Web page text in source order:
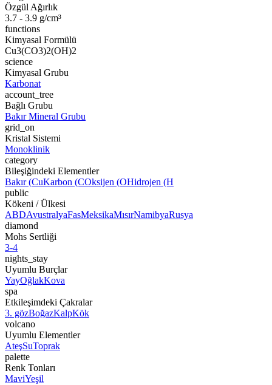
Özgül Ağırlık
3.7 - 3.9 g/cm³
functions
Kimyasal Formülü
Cu3(CO3)2(OH)2
science
Kimyasal Grubu
Karbonat
account_tree
Bağlı Grubu
Bakır Mineral Grubu
grid_on
Kristal Sistemi
Monoklinik
category
Bileşiğindeki Elementler
Bakır (CuKarbon (COksijen (OHidrojen (H
public
Kökeni / Ülkesi
ABDAvustralyaFasMeksikaMısırNamibyaRusya
diamond
Mohs Sertliği
3-4
nights_stay
Uyumlu Burçlar
YayOğlakKova
spa
Etkileşimdeki Çakralar
3. gözBoğazKalpKök
volcano
Uyumlu Elementler
AteşSuToprak
palette
Renk Tonları
MaviYeşil